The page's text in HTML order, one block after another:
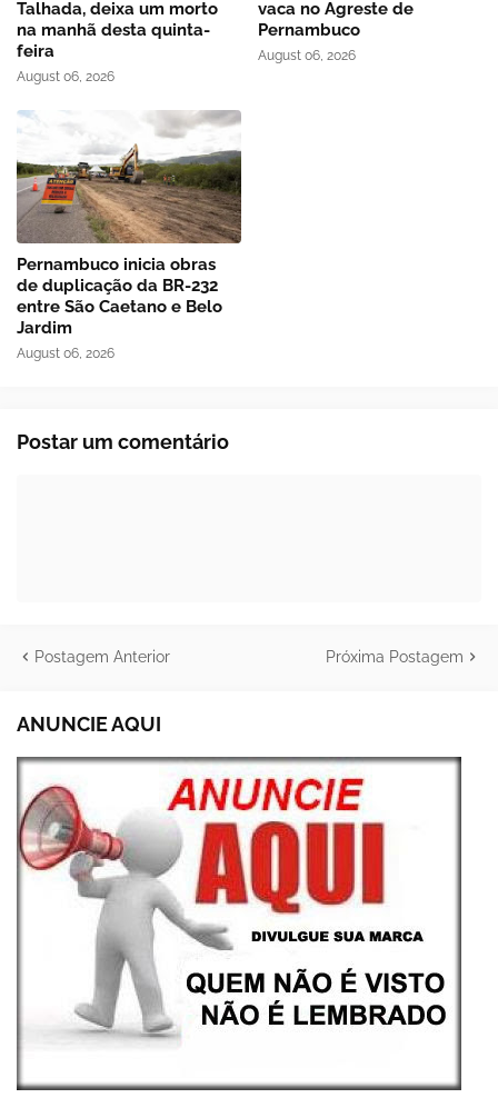
Talhada, deixa um morto
na manhã desta quinta-
feira
August 06, 2026
vaca no Agreste de
Pernambuco
August 06, 2026
Pernambuco inicia obras
de duplicação da BR-232
entre São Caetano e Belo
Jardim
August 06, 2026
Postar um comentário
Postagem Anterior Próxima Postagem
ANUNCIE AQUI